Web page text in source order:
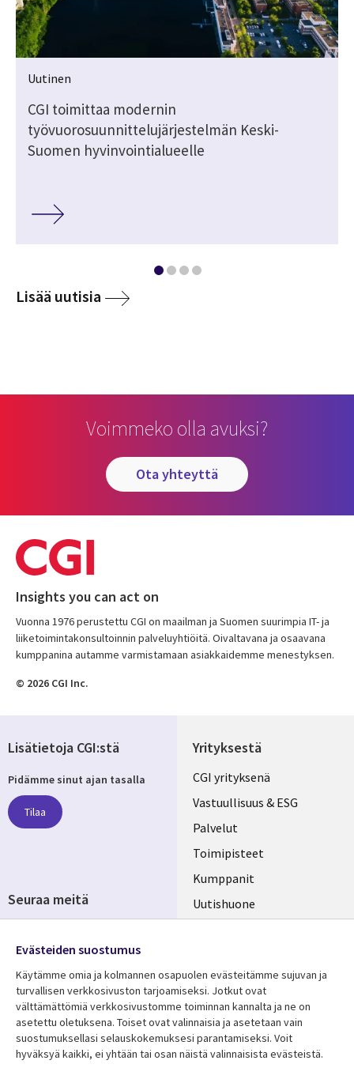
Uutinen
CGI toimittaa modernin
työvuorosuunnittelujärjestelmän Keski-
Suomen hyvinvointialueelle
Lisää uutisia
Voimmeko olla avuksi?
ota yhteyttä
Insights you can act on
Vuonna 1976 perustettu CGI on maailman ja Suomen suurimpia IT- ja
liiketoimintakonsultoinnin palveluyhtiöitä. Oivaltavana ja osaavana
kumppanina autamme varmistamaan asiakkaidemme menestyksen.
© 2026 CGI Inc.
Yrityksestä
Useful
links
FINLAND
CGI yrityksenä
Vastuullisuus & ESG
Palvelut
Toimipisteet
Kumppanit
Uutishuone
Resurssikeskus
Library
Links
Asiakastarinat
Artikkelit
Lisätietoa
Legal
FINLAND
Tietosuoja
Tietosuojaseloste
Lisätietoja CGI:stä
Pidämme sinut ajan tasalla
Tilaa
Seuraa meitä
Media
Evästeiden suostumus
Käytämme omia ja kolmannen osapuolen evästeitämme sujuvan ja
turvallisen verkkosivuston tarjoamiseksi. Jotkut ovat
välttämättömiä verkkosivustomme toiminnan kannalta ja ne on
asetettu oletuksena. Toiset ovat valinnaisia ​​ja asetetaan vain
suostumuksellasi selauskokemuksesi parantamiseksi. Voit
hyväksyä kaikki, ei yhtään tai osan näistä valinnaisista evästeistä.